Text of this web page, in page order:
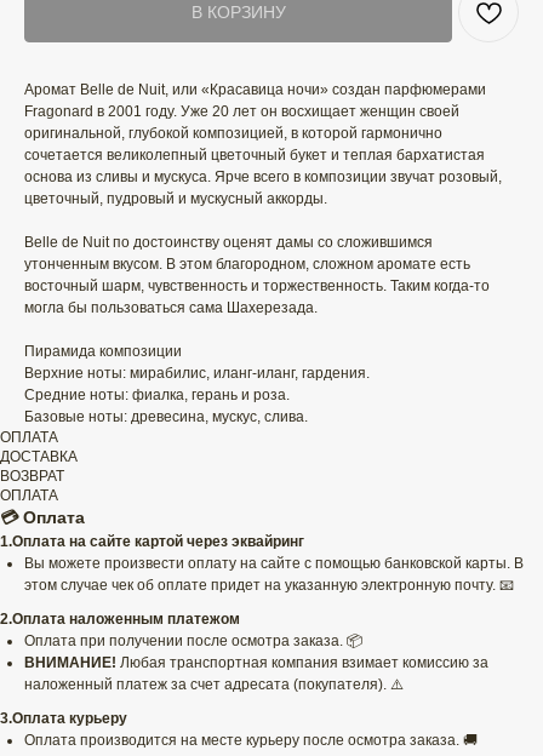
В КОРЗИНУ
Аромат Belle de Nuit, или «Красавица ночи» создан парфюмерами
Fragonard в 2001 году. Уже 20 лет он восхищает женщин своей
оригинальной, глубокой композицией, в которой гармонично
сочетается великолепный цветочный букет и теплая бархатистая
основа из сливы и мускуса. Ярче всего в композиции звучат розовый,
цветочный, пудровый и мускусный аккорды.
Belle de Nuit по достоинству оценят дамы со сложившимся
утонченным вкусом. В этом благородном, сложном аромате есть
восточный шарм, чувственность и торжественность. Таким когда-то
могла бы пользоваться сама Шахерезада.
Пирамида композиции
Верхние ноты: мирабилис, иланг-иланг, гардения.
Средние ноты: фиалка, герань и роза.
Базовые ноты: древесина, мускус, слива.
ОПЛАТА
ДОСТАВКА
ВОЗВРАТ
ОПЛАТА
💳 Оплата
1.Оплата на сайте картой через эквайринг
Вы можете произвести оплату на сайте с помощью банковской карты. В
этом случае чек об оплате придет на указанную электронную почту. 📧
2.Оплата наложенным платежом
Оплата при получении после осмотра заказа. 📦
ВНИМАНИЕ! Любая транспортная компания взимает комиссию за
наложенный платеж за счет адресата (покупателя). ⚠️
3.Оплата курьеру
Оплата производится на месте курьеру после осмотра заказа. 🚚